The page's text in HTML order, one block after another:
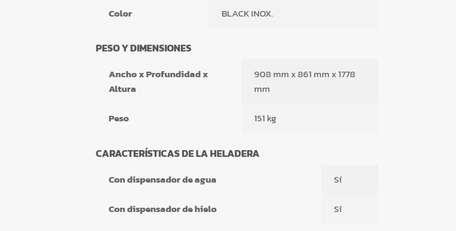
Color BLACK INOX.
PESO Y DIMENSIONES
Ancho x Profundidad x
Altura
908 mm x 861 mm x 1778
mm
Peso 151 kg
CARACTERÍSTICAS DE LA HELADERA
Con dispensador de agua Sí
Con dispensador de hielo Sí